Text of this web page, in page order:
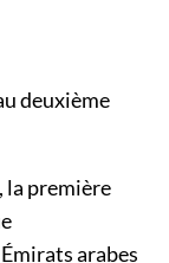
deuxième
la première
arabes